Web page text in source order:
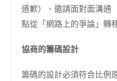
道歉）、邀請面對面溝通
點從「網路上的爭論」轉
協商的籌碼設計
籌碼的設計必須符合比例